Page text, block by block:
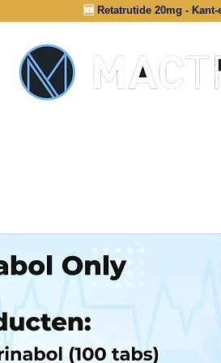
🆕 Retatrutide 20mg -